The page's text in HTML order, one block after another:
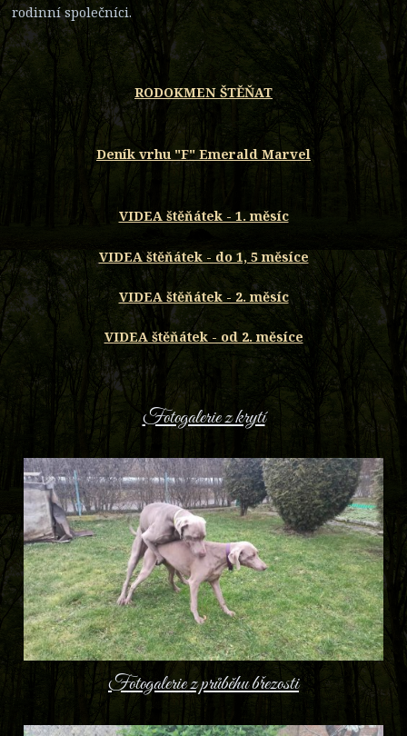
rodinní společníci.
RODOKMEN ŠTĚŇAT
Deník vrhu "F" Emerald Marvel
VIDEA štěňátek - 1. měsíc
VIDEA štěňátek - do 1, 5 měsíce
VIDEA štěňátek - 2. měsíc
VIDEA štěňátek - od 2. měsíce
Fotogalerie z krytí
Fotogalerie z průběhu březosti